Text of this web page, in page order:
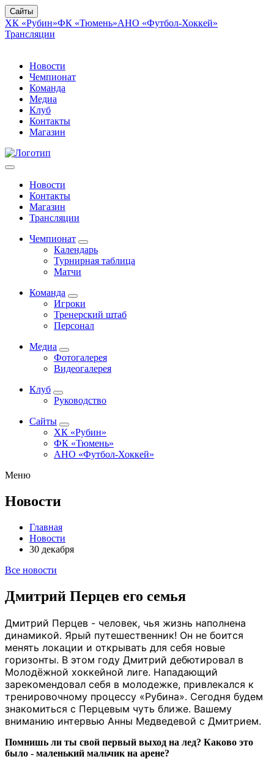
Сайты
ХК «Рубин»ФК «Тюмень»АНО «Футбол-Хоккей»
Трансляции
Новости
Чемпионат
Команда
Медиа
Клуб
Контакты
Магазин
Новости
Контакты
Магазин
Трансляции
Чемпионат
Календарь
Турнирная таблица
Матчи
Команда
Игроки
Тренерский штаб
Персонал
Медиа
Фотогалерея
Видеогалерея
Клуб
Руководство
Сайты
ХК «Рубин»
ФК «Тюмень»
АНО «Футбол-Хоккей»
Меню
Новости
Главная
Новости
30 декабря
Все новости
Дмитрий Перцев его семья
Дмитрий Перцев - человек, чья жизнь наполнена
динамикой. Ярый путешественник! Он не боится
менять локации и открывать для себя новые
горизонты. В этом году Дмитрий дебютировал в
Молодёжной хоккейной лиге. Нападающий
зарекомендовал себя в молодежке, привлекался к
тренировочному процессу «Рубина». Сегодня будем
знакомиться с Перцевым чуть ближе. Вашему
вниманию интервью Анны Медведевой с Дмитрием.
Помнишь ли ты свой первый выход на лед? Каково это
было - маленький мальчик на арене?